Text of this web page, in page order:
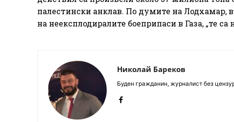
палестински анклав. По думите на Лодхамар,
на неексплодиралите боеприпаси в Газа, „те са
Николай Бареков
Буден гражданин, журналист без